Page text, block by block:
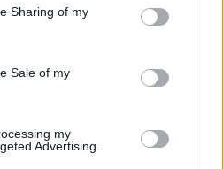
Sharing of my
Sale of my
my
Advertising.
στο νοσοκομείο με ορούς
έπαθε τροφική
και μοιράστηκε με τους